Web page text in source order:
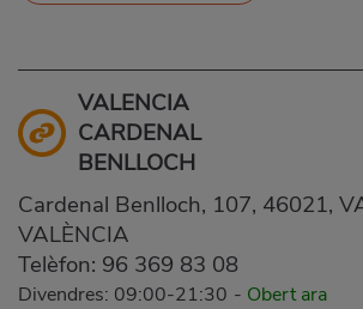
VALENCIA
CARDENAL
BENLLOCH
Cardenal Benlloch, 107, 46021,
VALÈNCIA
Telèfon: 96 369 83 08
Divendres: 09:00-21:30 - Obert ara